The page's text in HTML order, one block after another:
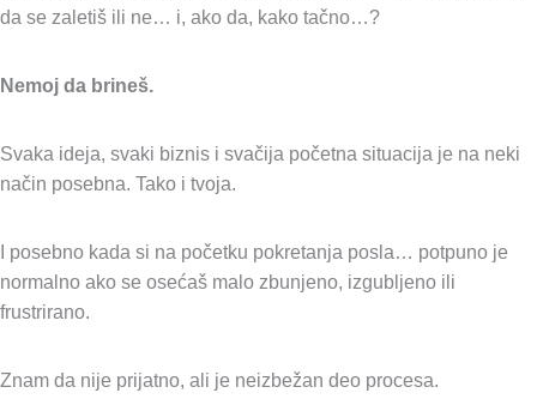
da se zaletiš ili ne… i, ako da, kako tačno…?
Nemoj da brineš.
Svaka ideja, svaki biznis i svačija početna situacija je na neki
način posebna. Tako i tvoja.
I posebno kada si na početku pokretanja posla… potpuno je
normalno ako se osećaš malo zbunjeno, izgubljeno ili
frustrirano.
Znam da nije prijatno, ali je neizbežan deo procesa.